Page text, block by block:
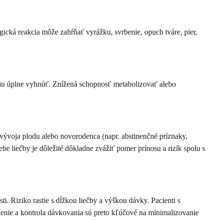
reakcia môže zahŕňať vyrážku, svrbenie, opuch tváre, pier,
úplne vyhnúť. Znížená schopnosť metabolizovať alebo
plodu alebo novorodenca (napr. abstinenčné príznaky,
liečby je dôležité dôkladne zvážiť pomer prínosu a rizík spolu s
Riziko rastie s dĺžkou liečby a výškou dávky. Pacienti s
a kontrola dávkovania sú preto kľúčové na minimalizovanie